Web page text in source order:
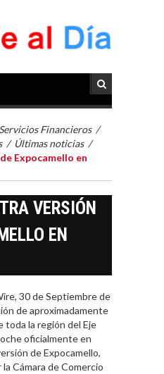
Servicios Financieros /
/ Últimas noticias /
Expocamello en
VERSIÓN
EN
30 de Septiembre de
de aproximadamente
toda la región del Eje
oficialmente en
de Expocamello,
Cámara de Comercio